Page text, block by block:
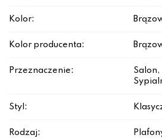
Kolor:
Kolor producenta:
Przeznaczenie:
Styl:
Rodzaj: